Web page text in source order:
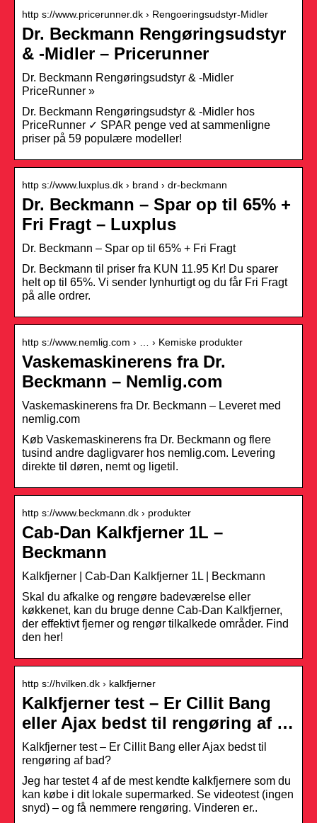
http s://www.pricerunner.dk › Rengoeringsudstyr-Midler
Dr. Beckmann Rengøringsudstyr
& -Midler – Pricerunner
Dr. Beckmann Rengøringsudstyr & -Midler
PriceRunner »
Dr. Beckmann Rengøringsudstyr & -Midler hos
PriceRunner ✓ SPAR penge ved at sammenligne
priser på 59 populære modeller!
http s://www.luxplus.dk › brand › dr-beckmann
Dr. Beckmann – Spar op til 65% +
Fri Fragt – Luxplus
Dr. Beckmann – Spar op til 65% + Fri Fragt
Dr. Beckmann til priser fra KUN 11.95 Kr! Du sparer
helt op til 65%. Vi sender lynhurtigt og du får Fri Fragt
på alle ordrer.
http s://www.nemlig.com › … › Kemiske produkter
Vaskemaskinerens fra Dr.
Beckmann – Nemlig.com
Vaskemaskinerens fra Dr. Beckmann – Leveret med
nemlig.com
Køb Vaskemaskinerens fra Dr. Beckmann og flere
tusind andre dagligvarer hos nemlig.com. Levering
direkte til døren, nemt og ligetil.
http s://www.beckmann.dk › produkter
Cab-Dan Kalkfjerner 1L –
Beckmann
Kalkfjerner | Cab-Dan Kalkfjerner 1L | Beckmann
Skal du afkalke og rengøre badeværelse eller
køkkenet, kan du bruge denne Cab-Dan Kalkfjerner,
der effektivt fjerner og rengør tilkalkede områder. Find
den her!
http s://hvilken.dk › kalkfjerner
Kalkfjerner test – Er Cillit Bang
eller Ajax bedst til rengøring af …
Kalkfjerner test – Er Cillit Bang eller Ajax bedst til
rengøring af bad?
Jeg har testet 4 af de mest kendte kalkfjernere som du
kan købe i dit lokale supermarked. Se videotest (ingen
snyd) – og få nemmere rengøring. Vinderen er..